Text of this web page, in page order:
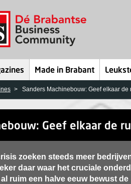
Made in Brabant
Sanders Machinebouw: Geef elkaar de
Geef elkaar de
zoeken steeds meer
daar waar het cruciale
ruim een halve eeuw bewust